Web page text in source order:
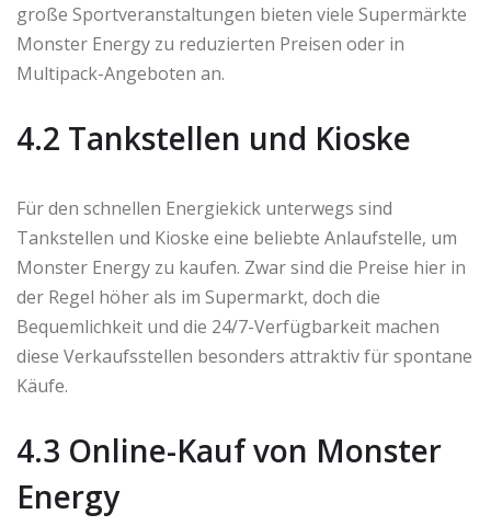
große Sportveranstaltungen bieten viele Supermärkte
Monster Energy zu reduzierten Preisen oder in
Multipack-Angeboten an.
4.2 Tankstellen und Kioske
Für den schnellen Energiekick unterwegs sind
Tankstellen und Kioske eine beliebte Anlaufstelle, um
Monster Energy zu kaufen. Zwar sind die Preise hier in
der Regel höher als im Supermarkt, doch die
Bequemlichkeit und die 24/7-Verfügbarkeit machen
diese Verkaufsstellen besonders attraktiv für spontane
Käufe.
4.3 Online-Kauf von Monster
Energy